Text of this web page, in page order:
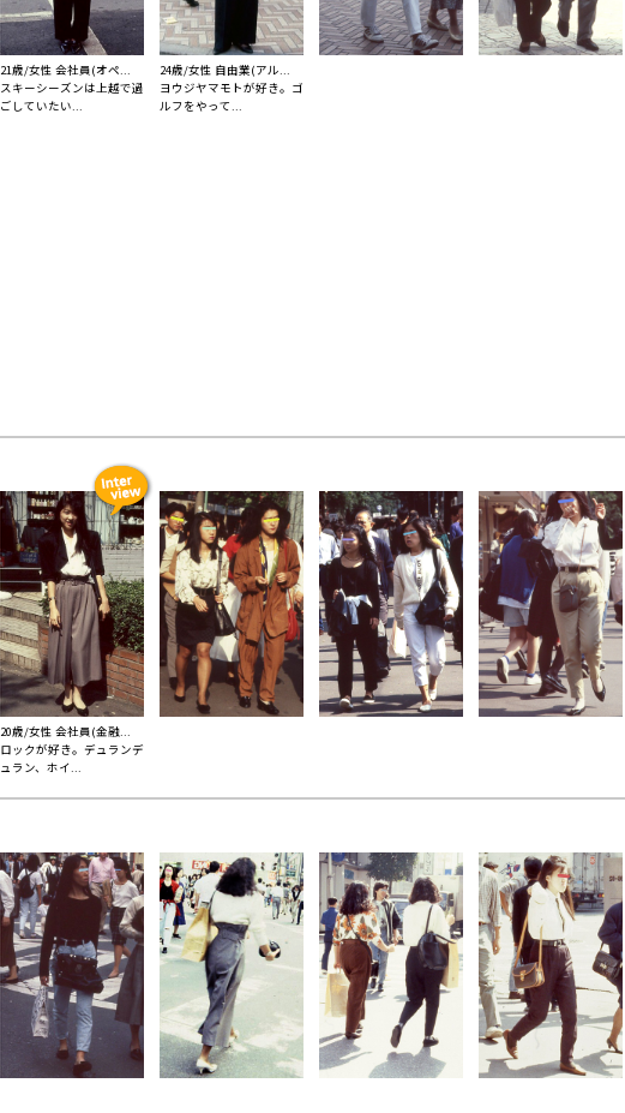
21歳/女性 会社員(オペ...
スキーシーズンは上越で過
ごしていたい...
24歳/女性 自由業(アル...
ヨウジヤマモトが好き。ゴ
ルフをやって...
20歳/女性 会社員(金融...
ロックが好き。デュランデ
ュラン、ホイ...